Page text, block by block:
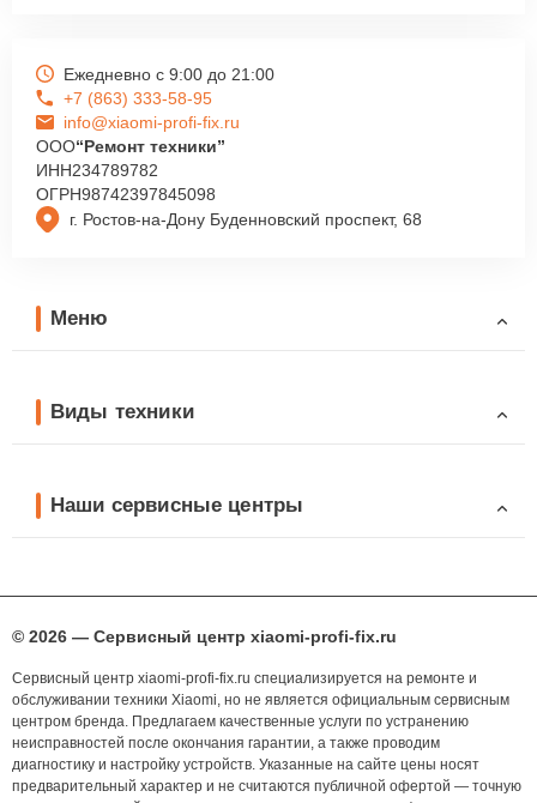
г. Ростов-на-Дону Буденновский проспект, 68
Ежедневно с 9:00 до 21:00
+7 (863) 333-58-95
info@xiaomi-profi-fix.ru
ООО“Ремонт техники”
ИНН234789782
ОГРН98742397845098
Меню
Виды техники
Наши сервисные центры
© 2026 — Сервисный центр xiaomi-profi-fix.ru
Сервисный центр xiaomi-profi-fix.ru специализируется на ремонте и
обслуживании техники Xiaomi, но не является официальным сервисным
центром бренда. Предлагаем качественные услуги по устранению
неисправностей после окончания гарантии, а также проводим
диагностику и настройку устройств. Указанные на сайте цены носят
предварительный характер и не считаются публичной офертой — точную